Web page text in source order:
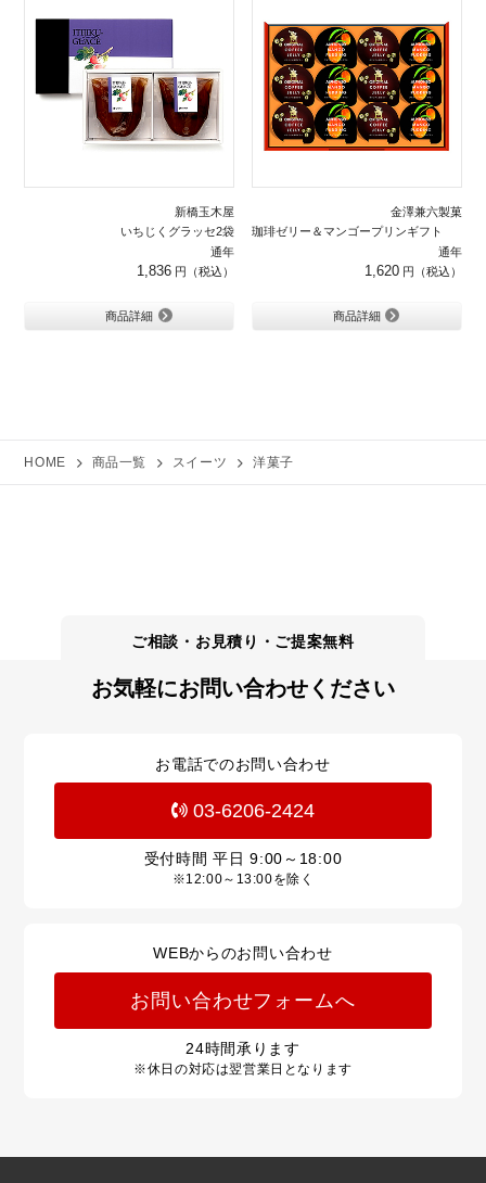
新橋玉木屋
いちじくグラッセ2袋
通年
1,836
商品詳細
金澤兼六製菓
珈琲ゼリー＆マンゴープリンギフト 12
通年
1,620
商品詳細
HOME 商品一覧 スイーツ 洋菓子
お気軽にお問い合わせください
お電話でのお問い合わせ
03-6206-2424
受付時間 平日9:00～18:00
※12:00～13:00を除く
WEBからのお問い合わせ
お問い合わせフォームへ
24時間承ります
※休日の対応は翌営業日となります